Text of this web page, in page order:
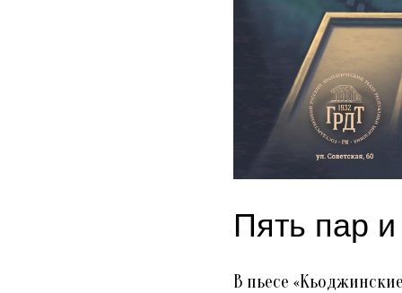
Пять пар
В пьесе